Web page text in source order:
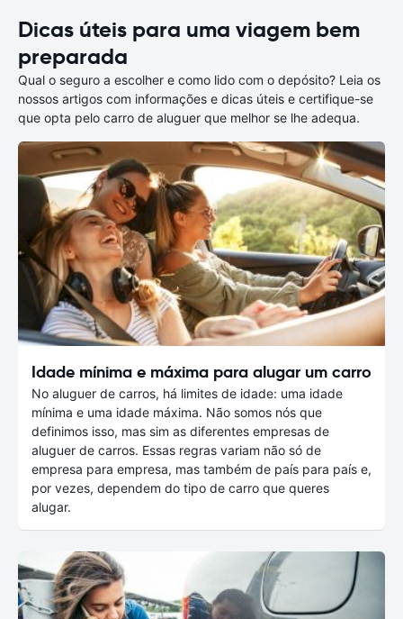
Dicas úteis para uma viagem bem
preparada
Qual o seguro a escolher e como lido com o depósito? Leia os
nossos artigos com informações e dicas úteis e certifique-se
que opta pelo carro de aluguer que melhor se lhe adequa.
Idade mínima e máxima para alugar um carro
No aluguer de carros, há limites de idade: uma idade
mínima e uma idade máxima. Não somos nós que
definimos isso, mas sim as diferentes empresas de
aluguer de carros. Essas regras variam não só de
empresa para empresa, mas também de país para país e,
por vezes, dependem do tipo de carro que queres
alugar.